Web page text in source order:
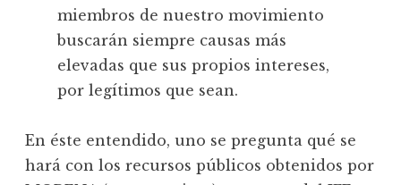
miembros de nuestro movimiento
buscarán siempre causas más
elevadas que sus propios intereses,
por legítimos que sean.
En éste entendido, uno se pregunta qué se
hará con los recursos públicos obtenidos por